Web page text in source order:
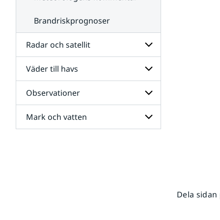
Brandriskprognoser
Radar och satellit
Undersidor
för
Radar
och
satellit
Väder till havs
Undersidor
för
Väder
till
havs
Observationer
Undersidor
för
Mark och vatten
Dela sidan